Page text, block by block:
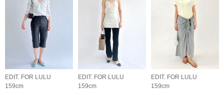
EDIT. FOR LULU
159cm
EDIT. FOR LULU
159cm
EDIT. FOR LULU
159cm